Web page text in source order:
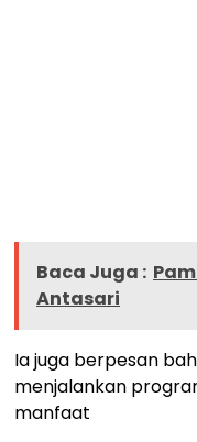
Baca Juga :
Antasari
Ia juga berpesan
menjalankan
manfaat